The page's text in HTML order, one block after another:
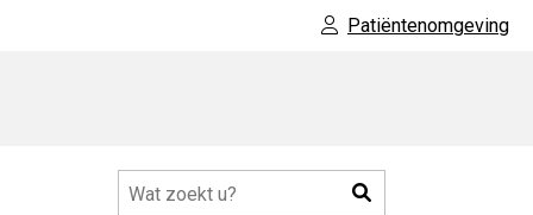
Patiëntenomgeving
Zoeken